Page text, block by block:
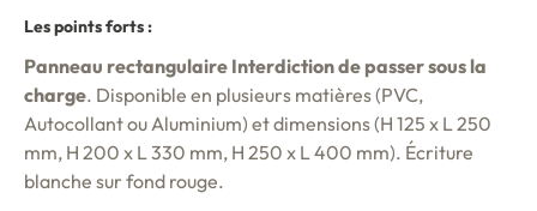
Les points forts :
Panneau rectangulaire Interdiction de passer sous la
charge. Disponible en plusieurs matières (PVC,
Autocollant ou Aluminium) et dimensions (H 125 x L 250
mm, H 200 x L 330 mm, H 250 x L 400 mm). Écriture
blanche sur fond rouge.